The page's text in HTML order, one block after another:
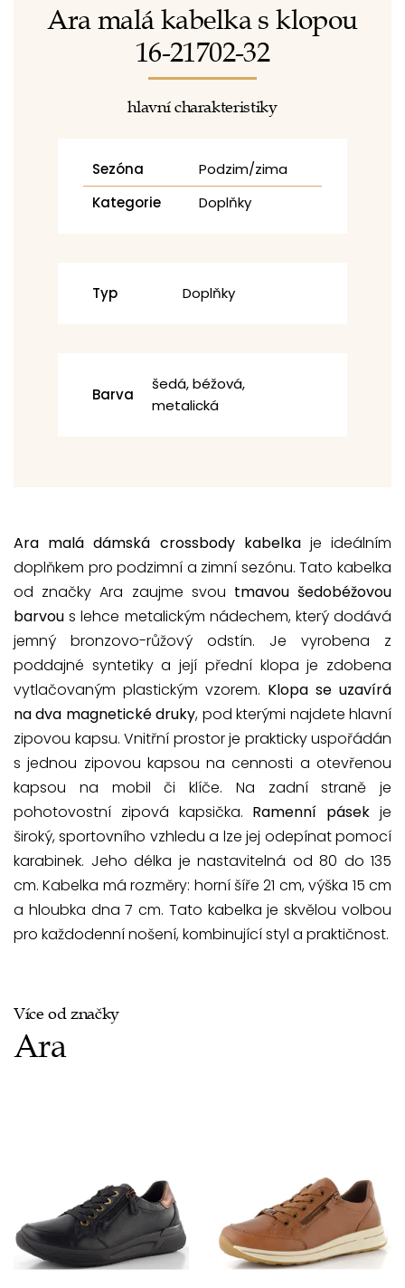
Ara malá kabelka s klopou
16-21702-32
hlavní charakteristiky
Sezóna
Podzim/zima
Kategorie
Doplňky
Typ Doplňky
Barva
šedá, béžová,
metalická
Ara malá dámská crossbody kabelkaje ideálním
doplňkem pro podzimní a zimní sezónu. Tato kabelka
od značky Ara zaujme svou tmavou šedobéžovou
barvou s lehce metalickým nádechem, který dodává
jemný bronzovo-růžový odstín. Je vyrobena z
poddajné syntetiky a její přední klopa je zdobena
vytlačovaným plastickým vzorem. Klopa se uzavírá
na dva magnetické druky, pod kterými najdete hlavní
zipovou kapsu. Vnitřní prostor je prakticky uspořádán
s jednou zipovou kapsou na cennosti a otevřenou
kapsou na mobil či klíče. Na zadní straně je
pohotovostní zipová kapsička. Ramenní pásek je
široký, sportovního vzhledu a lze jej odepínat pomocí
karabinek. Jeho délka je nastavitelná od 80 do 135
cm. Kabelka má rozměry: horní šíře 21 cm, výška 15 cm
a hloubka dna 7 cm. Tato kabelka je skvělou volbou
pro každodenní nošení, kombinující styl a praktičnost.
Více od značky
Ara